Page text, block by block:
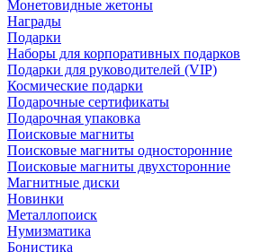
Монетовидные жетоны
Награды
Подарки
Наборы для корпоративных подарков
Подарки для руководителей (VIP)
Космические подарки
Подарочные сертификаты
Подарочная упаковка
Поисковые магниты
Поисковые магниты односторонние
Поисковые магниты двухсторонние
Магнитные диски
Новинки
Металлопоиск
Нумизматика
Бонистика